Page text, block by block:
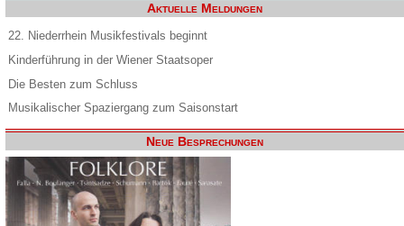
Aktuelle Meldungen
22. Niederrhein Musikfestivals beginnt
Kinderführung in der Wiener Staatsoper
Die Besten zum Schluss
Musikalischer Spaziergang zum Saisonstart
Neue Besprechungen